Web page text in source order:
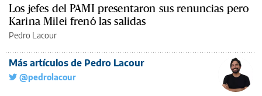
Los jefes del PAMI presentaron sus renuncias pero
Karina Milei frenó las salidas
Pedro Lacour
Más artículos de Pedro Lacour
@pedrolacour